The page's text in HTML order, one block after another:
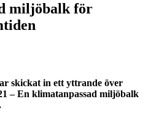
miljöbalk för
skickat in ett yttrande över
– En klimatanpassad miljöbalk